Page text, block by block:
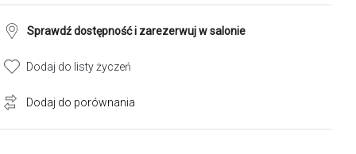
Sprawdź dostępność i zarezerwuj w salonie
Dodaj do listy życzeń
Dodaj do porównania